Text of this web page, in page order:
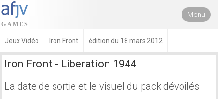
Menu
Jeux Vidéo Iron Front édition du 18 mars 2012
Iron Front - Liberation 1944
La date de sortie et le visuel du pack dévoilés